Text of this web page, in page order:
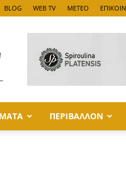
BLOG WEB TV METEO
ΠΕΡΙΒΑΛΛΟΝ